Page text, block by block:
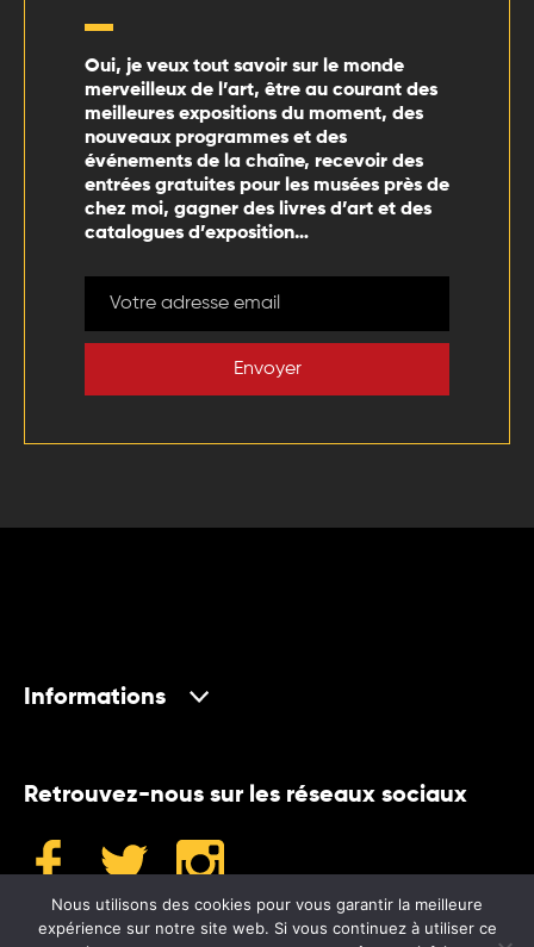
Oui, je veux tout savoir sur le monde
merveilleux de l’art, être au courant des
meilleures expositions du moment, des
nouveaux programmes et des
événements de la chaîne, recevoir des
entrées gratuites pour les musées près de
chez moi, gagner des livres d’art et des
catalogues d’exposition…
Envoyer
Informations
Retrouvez-nous sur les réseaux sociaux
Nous utilisons des cookies pour vous garantir la meilleure
expérience sur notre site web. Si vous continuez à utiliser ce